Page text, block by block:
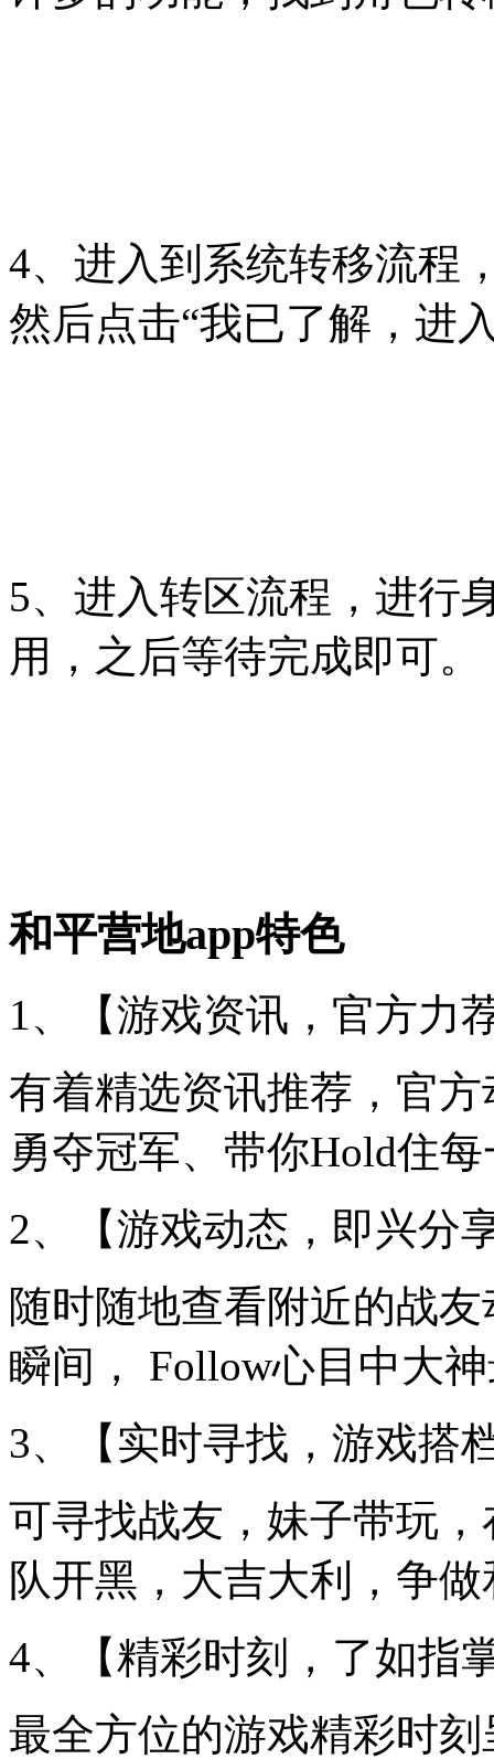
4、进入到系统转移流程
然后点击“我已了解，进
5、进入转区流程，进行
用，之后等待完成即可。
和平营地app特色
1、【游戏资讯，官方力
有着精选资讯推荐，官
勇夺冠军、带你Hold住
2、【游戏动态，即兴分
随时随地查看附近的战
瞬间， Follow心目中大
3、【实时寻找，游戏搭
可寻找战友，妹子带玩
队开黑，大吉大利，争
4、【精彩时刻，了如指
最全方位的游戏精彩时